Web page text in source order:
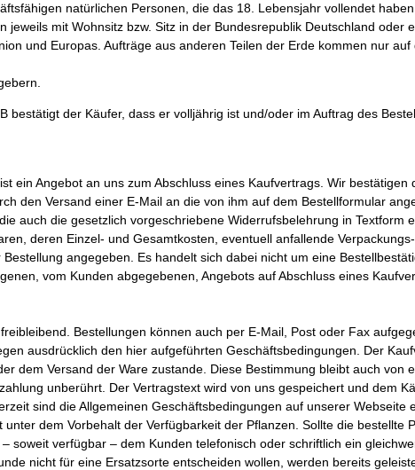
natürlichen Personen, die das 18. Lebensjahr vollendet haben,
jeweils mit Wohnsitz bzw. Sitz in der Bundesrepublik Deutschland oder
und Europas. Aufträge aus anderen Teilen der Erde kommen nur auf
bestätigt der Käufer, dass er volljährig ist und/oder im Auftrag des
ein Angebot an uns zum Abschluss eines Kaufvertrags. Wir bestätigen
den Versand einer E-Mail an die von ihm auf dem Bestellformular
auch die gesetzlich vorgeschriebene Widerrufsbelehrung in Textform
deren Einzel- und Gesamtkosten, eventuell anfallende
angegeben. Es handelt sich dabei nicht um eine
vom Kunden abgegebenen, Angebots auf Abschluss eines
Bestellungen können auch per E-Mail, Post oder Fax
ausdrücklich den hier aufgeführten Geschäftsbedingungen. Der
dem Versand der Ware zustande. Diese Bestimmung bleibt auch von
unberührt. Der Vertragstext wird von uns gespeichert und dem
sind die Allgemeinen Geschäftsbedingungen auf unserer Webseite
unter dem Vorbehalt der Verfügbarkeit der Pflanzen. Sollte die bestellte
soweit verfügbar – dem Kunden telefonisch oder schriftlich ein
nicht für eine Ersatzsorte entscheiden wollen, werden bereits